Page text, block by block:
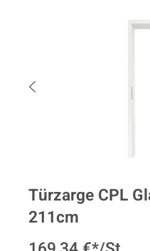
Türzarge CPL
211cm